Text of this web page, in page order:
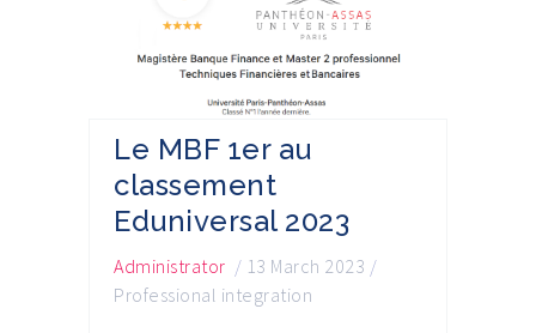
Le MBF 1er au
classement
Eduniversal 2023
Administrator / 13 March 2023 /
Professional integration